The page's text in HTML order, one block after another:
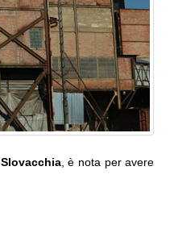
Slovacchia, è nota per avere